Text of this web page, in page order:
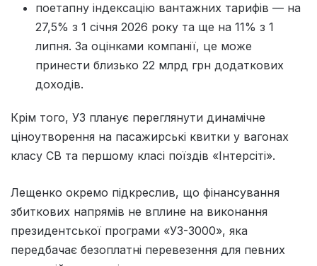
поетапну індексацію вантажних тарифів — на
27,5% з 1 січня 2026 року та ще на 11% з 1
липня. За оцінками компанії, це може
принести близько 22 млрд грн додаткових
доходів.
Крім того, УЗ планує переглянути динамічне
ціноутворення на пасажирські квитки у вагонах
класу СВ та першому класі поїздів «Інтерсіті».
Лещенко окремо підкреслив, що фінансування
збиткових напрямів не вплине на виконання
президентської програми «УЗ-3000», яка
передбачає безоплатні перевезення для певних